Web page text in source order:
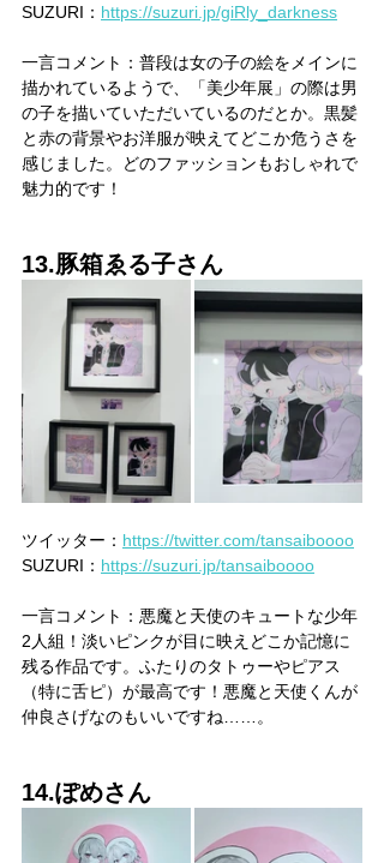
SUZURI： https://suzuri.jp/giRly_darkness
一言コメント：普段は女の子の絵をメインに
描かれているようで、「美少年展」の際は男
の子を描いていただいているのだとか。黒髪
と赤の背景やお洋服が映えてどこか危うさを
感じました。どのファッションもおしゃれで
魅力的です！
13.豚箱ゑる子さん
ツイッター： https://twitter.com/tansaiboooo
SUZURI： https://suzuri.jp/tansaiboooo
一言コメント：悪魔と天使のキュートな少年
2人組！淡いピンクが目に映えどこか記憶に
残る作品です。ふたりのタトゥーやピアス
（特に舌ピ）が最高です！悪魔と天使くんが
仲良さげなのもいいですね……。
14.ぽめさん